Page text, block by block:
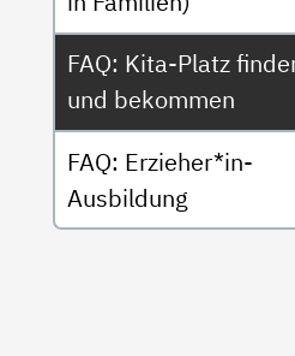
FAQ: Kita-Platz
und bekommen
FAQ: Erzieher*in-
Ausbildung